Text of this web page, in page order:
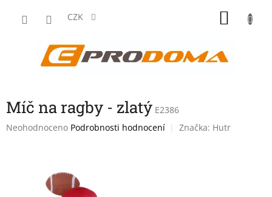
CZK
Míč na ragby - zlatý E2386
Průměrné
Neohodnoceno Podrobnosti hodnocení Značka: Hutr